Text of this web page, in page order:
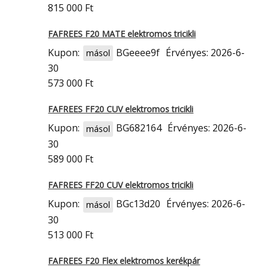
815 000 Ft
FAFREES F20 MATE elektromos tricikli
Kupon: másol BGeeee9f Érvényes: 2026-6-
30
573 000 Ft
FAFREES FF20 CUV elektromos tricikli
Kupon: másol BG682164 Érvényes: 2026-6-
30
589 000 Ft
FAFREES FF20 CUV elektromos tricikli
Kupon: másol BGc13d20 Érvényes: 2026-6-
30
513 000 Ft
FAFREES F20 Flex elektromos kerékpár